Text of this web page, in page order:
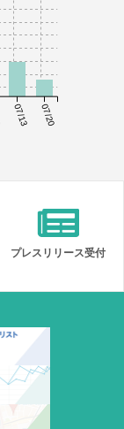
07/13 07/20
プレスリリース受付